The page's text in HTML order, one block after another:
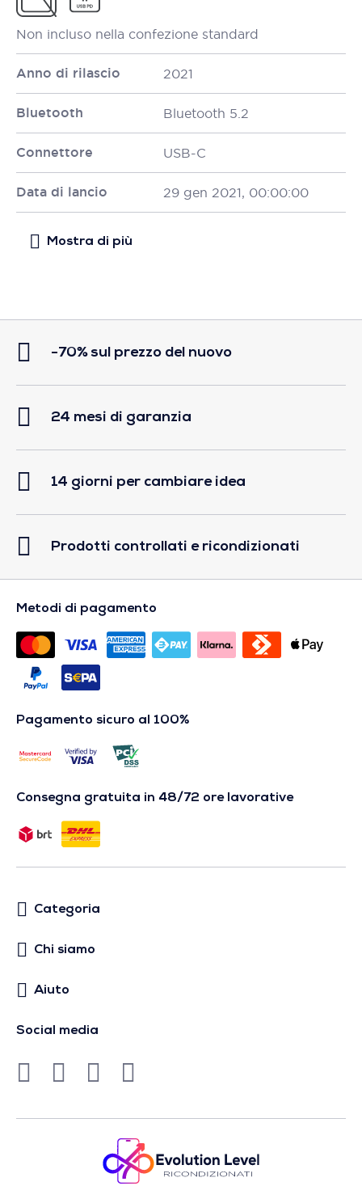
Non incluso nella confezione standard
Anno di rilascio 2021
Bluetooth Bluetooth 5.2
Connettore USB-C
Data di lancio 29 gen 2021, 00:00:00
-70% sul prezzo del nuovo
24 mesi di garanzia
14 giorni per cambiare idea
Prodotti controllati e ricondizionati
Metodi di pagamento
Pagamento sicuro al 100%
Consegna gratuita in 48/72 ore lavorative
Categoria
Chi siamo
Aiuto
Social media